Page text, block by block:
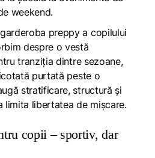
weekend.
preppy a copilului
despre o vestă
tranziția dintre sezoane,
purtată peste o
stratificare, structură și
limita libertatea de mișcare.
copii – sportiv, dar